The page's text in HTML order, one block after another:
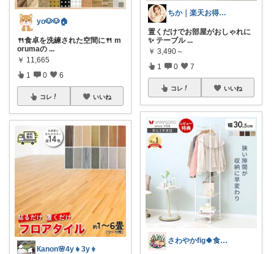
yo🐶🐶🏠
🍴食卓を洗練された空間に🍴 m
orumaの ...
￥ 11,665
1 0 6
コレ いいね
Кanon🌸4y👧3y👦
ちか｜楽天お得ROOM🛍️
置くだけでお部屋がおしゃれに
✨ テーブル ...
￥ 3,490～
1 0 7
コレ いいね
さわやかfig🍀食と暮らしを楽しむ